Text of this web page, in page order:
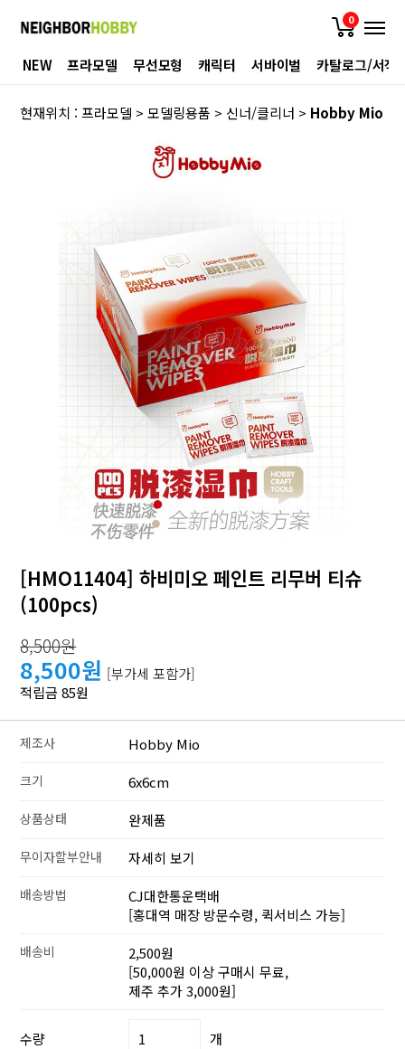
0
NEW 프라모델 무선모형 캐릭터 서바이벌 카탈로그/서적
현재위치 :프라모델 >모델링용품 > 신너/클리너 > Hobby Mio
[HMO11404] 하비미오 페인트 리무버 티슈
(100pcs)
8,500원
8,500원 [부가세 포함가]
적립금 85원
제조사 Hobby Mio
크기 6x6cm
상품상태 완제품
무이자할부안내 자세히 보기
배송방법
CJ대한통운택배
[홍대역 매장 방문수령, 퀵서비스 가능]
배송비
2,500원
[50,000원 이상 구매시 무료,
제주 추가 3,000원]
수량 개